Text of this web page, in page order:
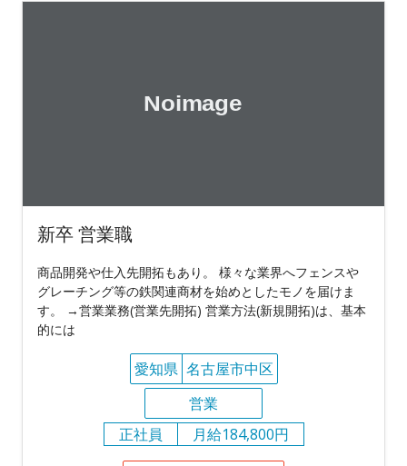
新卒 営業職
商品開発や仕入先開拓もあり。 様々な業界へフェンスや
グレーチング等の鉄関連商材を始めとしたモノを届けま
す。 →営業業務(営業先開拓) 営業方法(新規開拓)は、基本
的には
愛知県 名古屋市中区
営業
正社員
月給184,800円